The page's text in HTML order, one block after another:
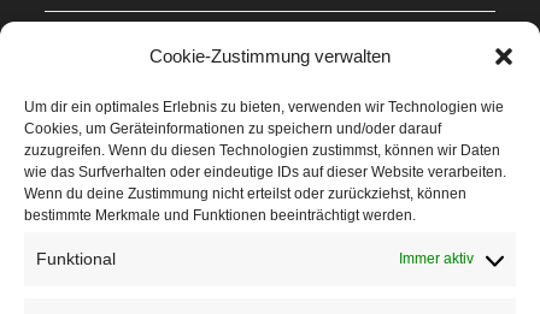
Cookie-Zustimmung verwalten
Um dir ein optimales Erlebnis zu bieten, verwenden wir Technologien wie
Cookies, um Geräteinformationen zu speichern und/oder darauf
zuzugreifen. Wenn du diesen Technologien zustimmst, können wir Daten
wie das Surfverhalten oder eindeutige IDs auf dieser Website verarbeiten.
Wenn du deine Zustimmung nicht erteilst oder zurückziehst, können
bestimmte Merkmale und Funktionen beeinträchtigt werden.
Funktional Immer aktiv
Veranstaltungen
Höffner Run
Schnuppertag